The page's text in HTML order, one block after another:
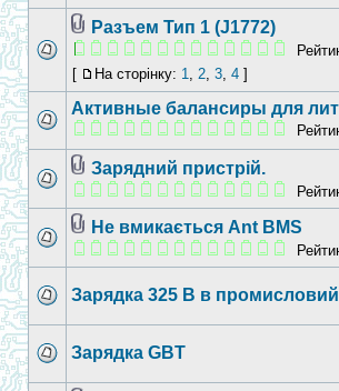
Разъем Тип 1 (J1772)
[
На сторінку: 1, 2, 3, 4 ]
Активные балансиры для
Зарядний пристрій.
Не вмикається Ant BMS
Зарядка 325 В в
Зарядка GBT